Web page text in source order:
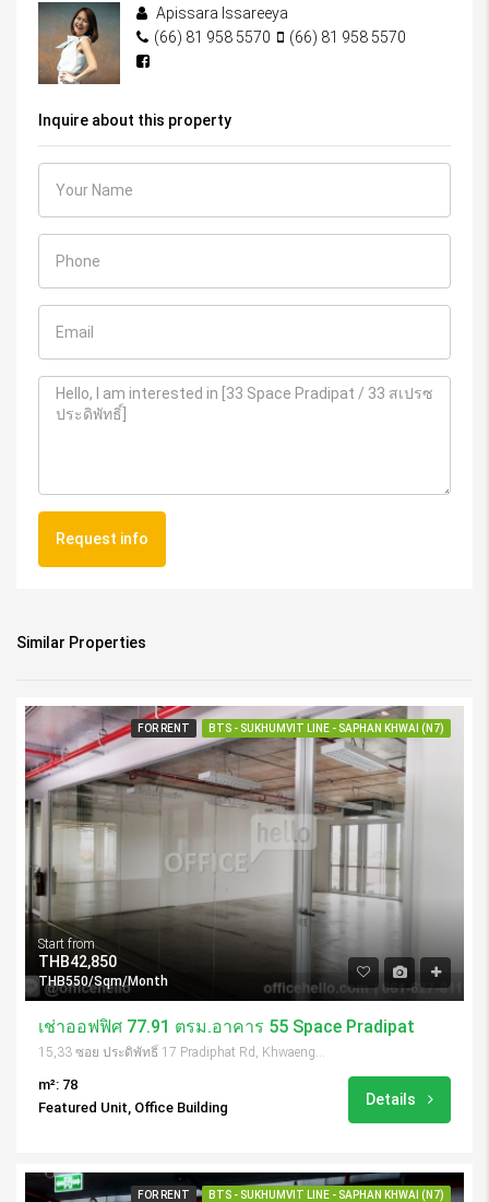
Apissara Issareeya
(66) 81 958 5570
(66) 81 958 5570
Inquire about this property
Request info
Similar Properties
FOR RENT BTS - SUKHUMVIT LINE - SAPHAN KHWAI (N7)
Start from
THB42,850
THB550/Sqm/Month
เช่าออฟฟิศ 77.91 ตรม.อาคาร 55 Space Pradipat
m²: 78
Featured Unit, Office Building
Details
FOR RENT BTS - SUKHUMVIT LINE - SAPHAN KHWAI (N7)